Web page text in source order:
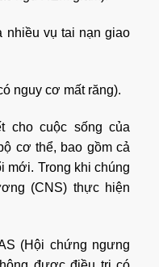
nhiều vụ tai nạn giao
nguy cơ mất răng).
cho cuộc sống của
cơ thể, bao gồm cả
mới. Trong khi chúng
(CNS) thực hiện
(Hội chứng ngưng